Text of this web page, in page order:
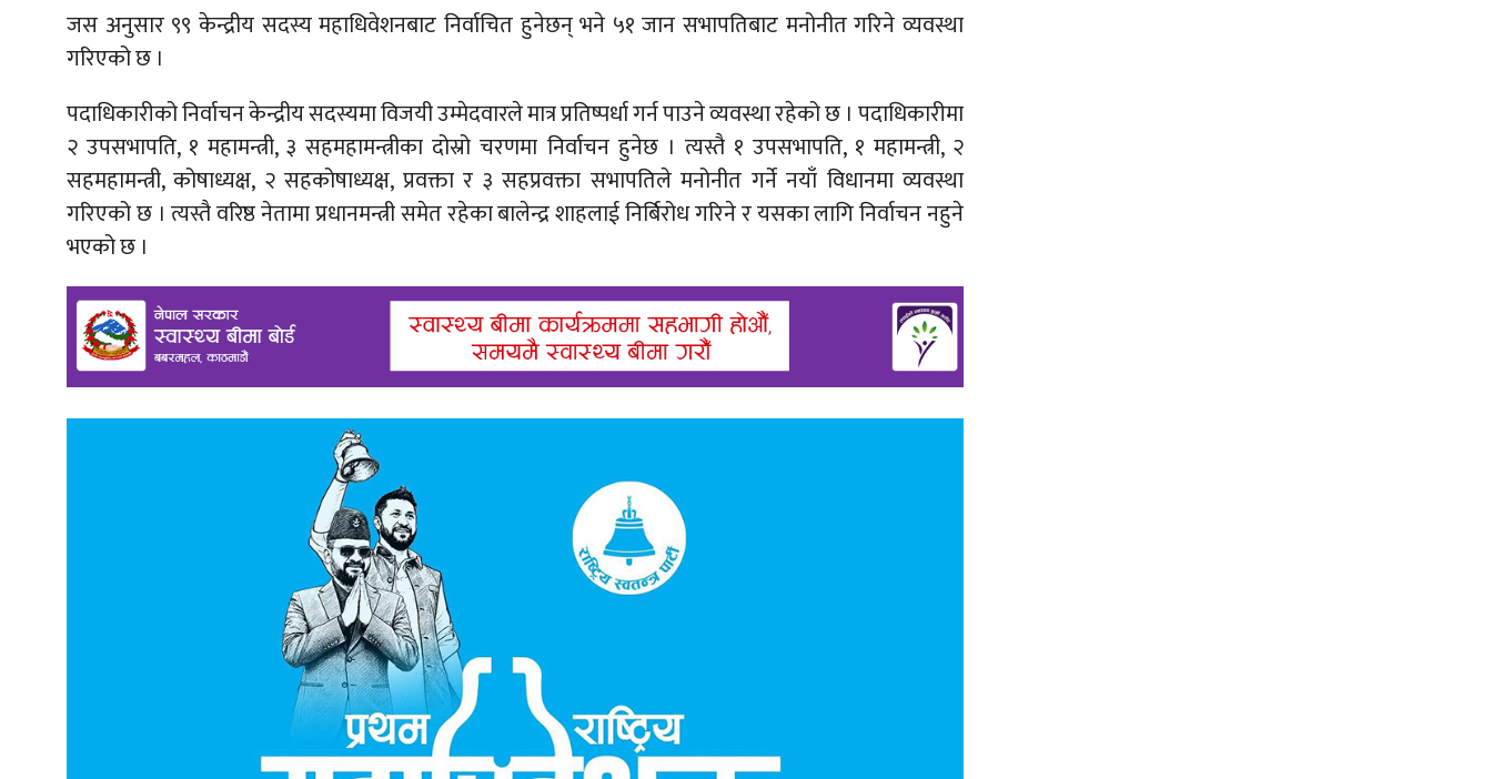
जस अनुसार ९९ केन्द्रीय सदस्य महाधिवेशनबाट निर्वाचित हुनेछन् भने ५१ जान सभापतिबाट मनोनीत गरिने व्यवस्था
गरिएको छ ।
पदाधिकारीको निर्वाचन केन्द्रीय सदस्यमा विजयी उम्मेदवारले मात्र प्रतिष्पर्धा गर्न पाउने व्यवस्था रहेको छ । पदाधिकारीमा
२ उपसभापति, १ महामन्त्री, ३ सहमहामन्त्रीका दोस्रो चरणमा निर्वाचन हुनेछ । त्यस्तै १ उपसभापति, १ महामन्त्री, २
सहमहामन्त्री, कोषाध्यक्ष, २ सहकोषाध्यक्ष, प्रवक्ता र ३ सहप्रवक्ता सभापतिले मनोनीत गर्ने नयाँ विधानमा व्यवस्था
गरिएको छ । त्यस्तै वरिष्ठ नेतामा प्रधानमन्त्री समेत रहेका बालेन्द्र शाहलाई निर्बिरोध गरिने र यसका लागि निर्वाचन नहुने
भएको छ ।